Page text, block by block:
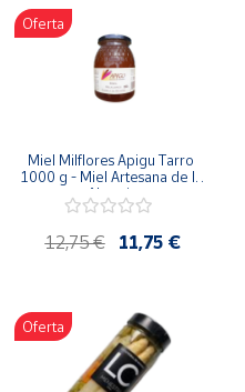
Oferta
Miel Milflores Apigu Tarro
1000 g - Miel Artesana de la
Alcarria
12,75 € 11,75 €
Oferta